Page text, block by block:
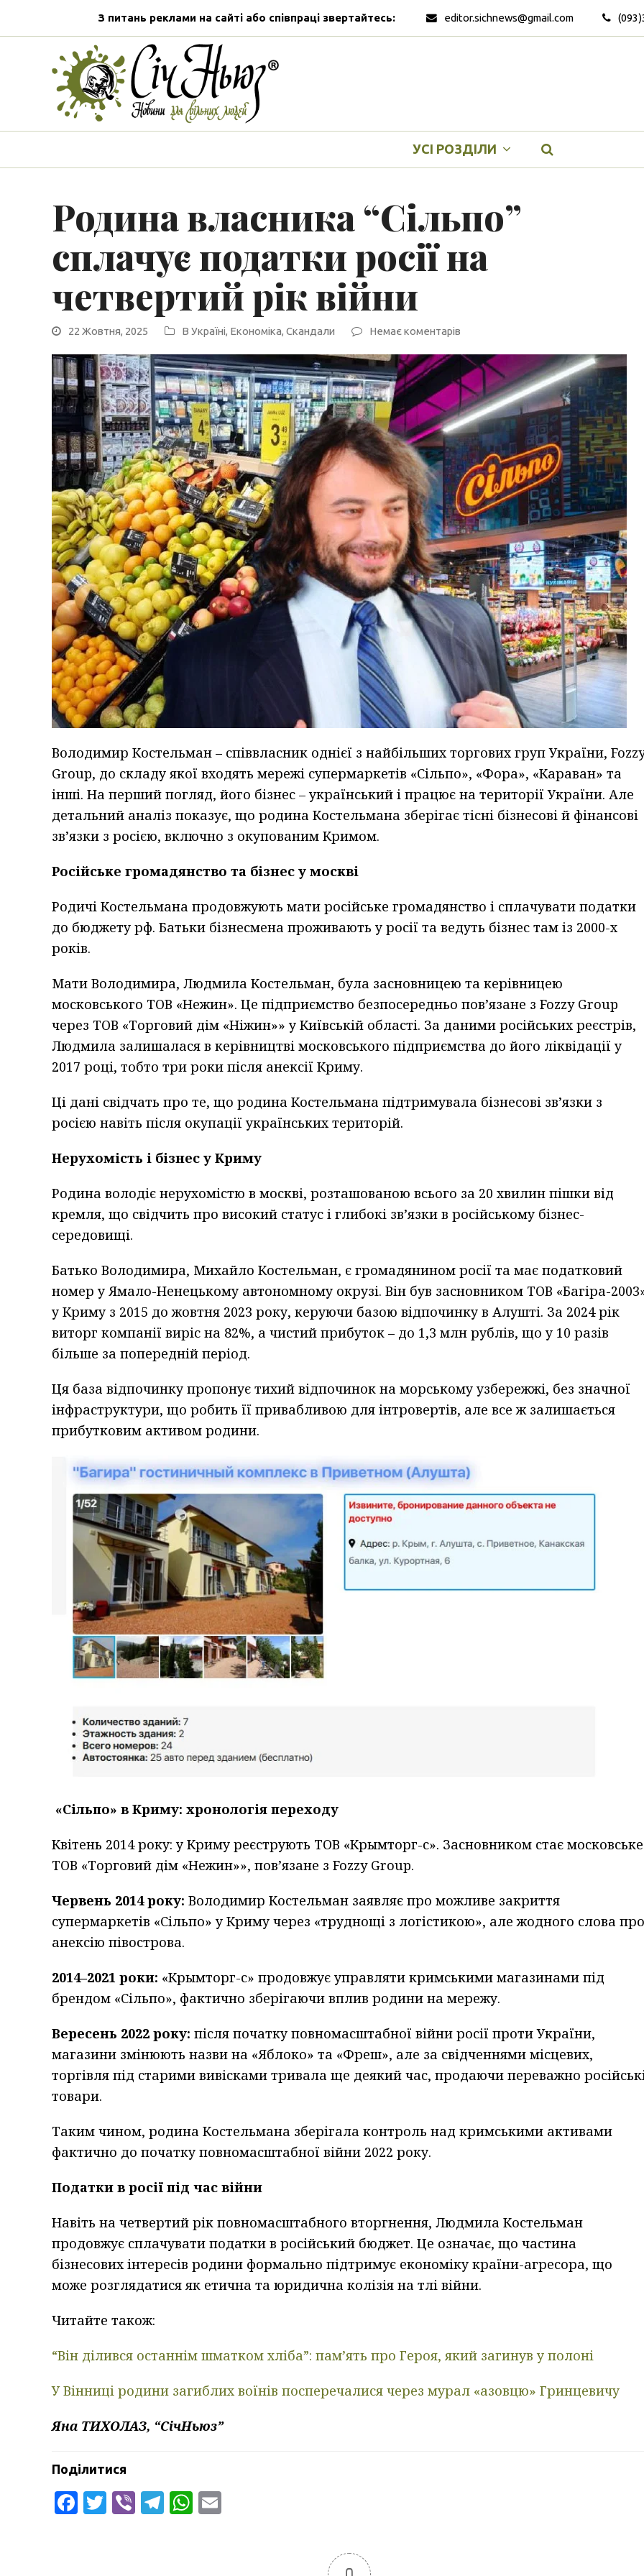
З питань реклами на сайті або співпраці звертайтесь: editor.sichnews@gmail.com
УСІ РОЗДІЛИ
Родина власника “Сільпо”
сплачує податки росії на
четвертий рік війни
22 Жовтня, 2025 В Україні, Економіка, Скандали Немає коментарів
Володимир Костельман – співвласник однієї з найбільших торгових груп України,
Group, до складу якої входять мережі супермаркетів «Сільпо», «Фора», «Караван» та
інші. На перший погляд, його бізнес – український і працює на території України. Але
детальний аналіз показує, що родина Костельмана зберігає тісні бізнесові й фінансові
зв’язки з росією, включно з окупованим Кримом.
Російське громадянство та бізнес у москві
Родичі Костельмана продовжують мати російське громадянство і сплачувати податки
до бюджету рф. Батьки бізнесмена проживають у росії та ведуть бізнес там із 2000-х
років.
Мати Володимира, Людмила Костельман, була засновницею та керівницею
московського ТОВ «Нежин». Це підприємство безпосередньо пов’язане з Fozzy Group
через ТОВ «Торговий дім «Ніжин»» у Київській області. За даними російських реєстрів,
Людмила залишалася в керівництві московського підприємства до його ліквідації у
2017 році, тобто три роки після анексії Криму.
Ці дані свідчать про те, що родина Костельмана підтримувала бізнесові зв’язки з
росією навіть після окупації українських територій.
Нерухомість і бізнес у Криму
Родина володіє нерухомістю в москві, розташованою всього за 20 хвилин пішки від
кремля, що свідчить про високий статус і глибокі зв’язки в російському бізнес-
середовищі.
Батько Володимира, Михайло Костельман, є громадянином росії та має податковий
номер у Ямало-Ненецькому автономному окрузі. Він був засновником ТОВ «Багіра-
у Криму з 2015 до жовтня 2023 року, керуючи базою відпочинку в Алушті. За 2024 рік
виторг компанії виріс на 82%, а чистий прибуток – до 1,3 млн рублів, що у 10 разів
більше за попередній період.
Ця база відпочинку пропонує тихий відпочинок на морському узбережжі, без значної
інфраструктури, що робить її привабливою для інтровертів, але все ж залишається
прибутковим активом родини.
«Сільпо» в Криму: хронологія переходу
Квітень 2014 року: у Криму реєструють ТОВ «Крымторг-с». Засновником стає московське
ТОВ «Торговий дім «Нежин»», пов’язане з Fozzy Group.
Червень 2014 року: Володимир Костельман заявляє про можливе закриття
супермаркетів «Сільпо» у Криму через «труднощі з логістикою», але жодного слова про
анексію півострова.
2014–2021 роки: «Крымторг-с» продовжує управляти кримськими магазинами під
брендом «Сільпо», фактично зберігаючи вплив родини на мережу.
Вересень 2022 року: після початку повномасштабної війни росії проти України,
магазини змінюють назви на «Яблоко» та «Фреш», але за свідченнями місцевих,
торгівля під старими вивісками тривала ще деякий час, продаючи переважно
товари.
Таким чином, родина Костельмана зберігала контроль над кримськими активами
фактично до початку повномасштабної війни 2022 року.
Податки в росії під час війни
Навіть на четвертий рік повномасштабного вторгнення, Людмила Костельман
продовжує сплачувати податки в російський бюджет. Це означає, що частина
бізнесових інтересів родини формально підтримує економіку країни-агресора, що
може розглядатися як етична та юридична колізія на тлі війни.
Читайте також:
“Він ділився останнім шматком хліба”: пам’ять про Героя, який загинув у полоні
У Вінниці родини загиблих воїнів посперечалися через мурал «азовцю» Гринцевичу
Яна ТИХОЛАЗ, “СічНьюз”
Поділитися
Facebook
Twitter
ViberTelegram
WhatsApp